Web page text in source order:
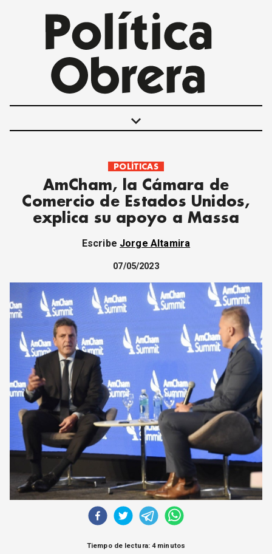
keyboard_arrow_down
POLÍTICAS
INTERNACIONALES
MOVIMIENTO OBRERO
MUJER
SOCIEDAD Y CULTURA
JUVENTUD
CORREO DE LECTORES
DEBATE
ARCHIVO
DECLARACIONES
OPINIÓN
ALTAMIRA RESPONDE
Política Obrera Revista
CONTACTO
POLÍTICAS
AmCham, la Cámara de
Comercio de Estados Unidos,
explica su apoyo a Massa
Escribe Jorge Altamira
07/05/2023
Tiempo de lectura: 4 minutos